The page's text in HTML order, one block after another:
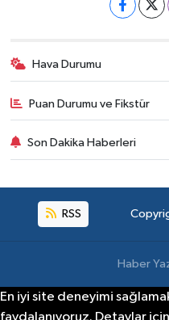
Hava Durumu
Puan Durumu ve Fikstür
Son Dakika Haberleri
RSS
Haber
En iyi site deneyimi